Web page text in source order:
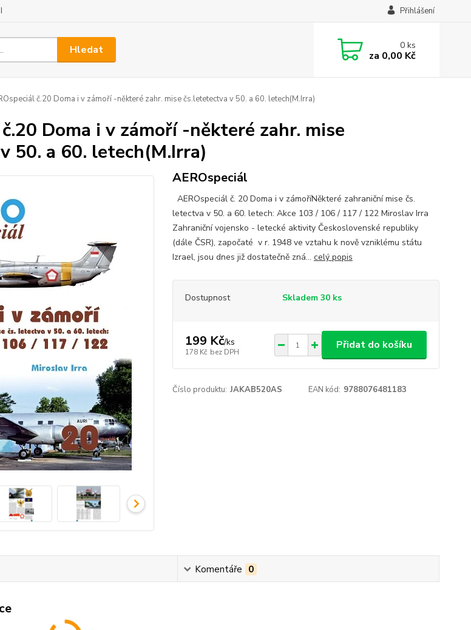
Přihlášení
Hledat 0ks
za 0,00 Kč
č.20 Doma i v zámoří -některé zahr. mise čs.letetectva v 50. a 60. letech(M.Irra)
Doma i v zámoří -některé zahr. mise
50. a 60. letech(M.Irra)
AEROspeciál
AEROspeciál č. 20 Doma i v zámoříNěkteré zahraniční mise čs.
letectva v 50. a 60. letech: Akce 103 / 106 / 117 / 122 Miroslav Irra
Zahraniční vojensko - letecké aktivity Československé republiky
(dále ČSR), započaté v r. 1948 ve vztahu k nově vzniklému státu
Izrael, jsou dnes již dostatečně zná... celý popis
Dostupnost Skladem 30 ks
199 Kč/ks
178 Kč bez DPH
Přidat do košíku
Číslo produktu: JAKAB520AS EAN kód: 9788076481183
Komentáře 0